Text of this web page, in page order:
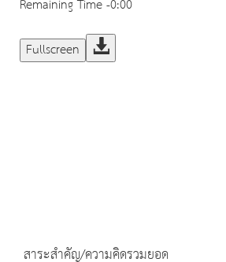
Remaining Time-0:00
Fullscreen
สาระสำคัญ/ความคิดรวมยอด